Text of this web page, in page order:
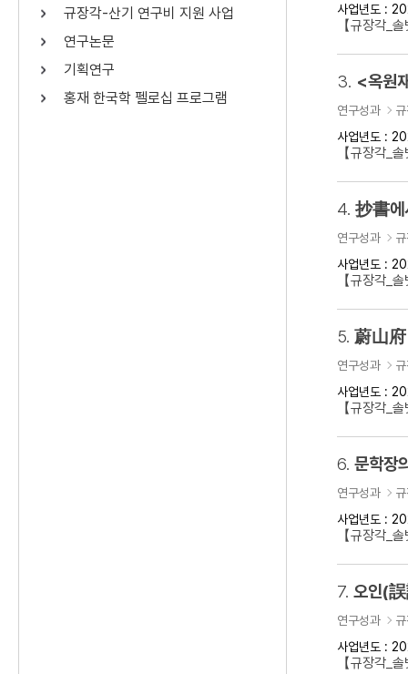
료를 검색
규장각-산기 연구비 지원 사업
연구논문
기획연구
홍재 한국학 펠로십 프로그램
사업년도 :
【규장각_
3. <옥원
연구성과
사업년도 :
【규장각_
4. 抄書에
연구성과
사업년도 :
【규장각_
5. 蔚山府
연구성과
사업년도 :
【규장각_
6. 문학장
연구성과
사업년도 :
【규장각_
7. 오인(誤
연구성과
사업년도 :
【규장각_